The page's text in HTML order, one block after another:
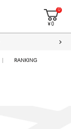
0
¥ 0
RANKING